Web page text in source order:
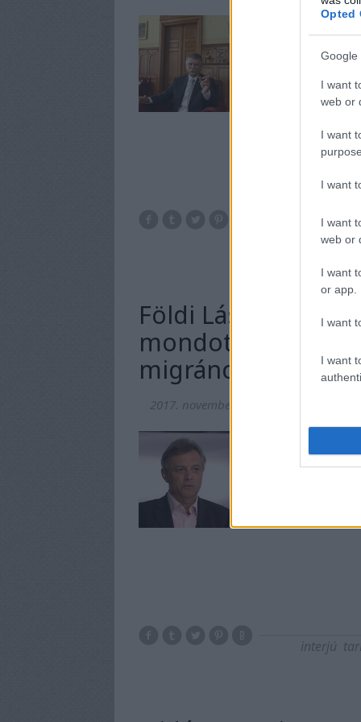
Opted
Google
I want
web or
I want
I want
I want
web or
I want
or app.
I want
I want
Kövér László
interjú
Földi László
mondott fel
migráncsozhasson
2017. november 06.
„Európa
kezében lévő
tiltása ellenére.
interjú